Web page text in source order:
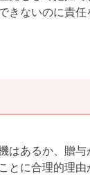
きないのに責任
はあるか、贈与
とに合理的理由